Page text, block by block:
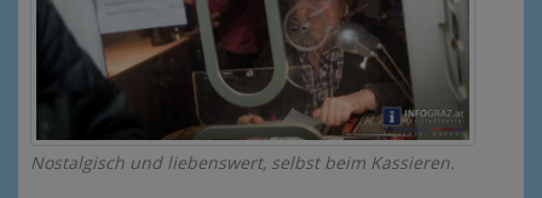
Nostalgisch und liebenswert, selbst beim Kassieren.